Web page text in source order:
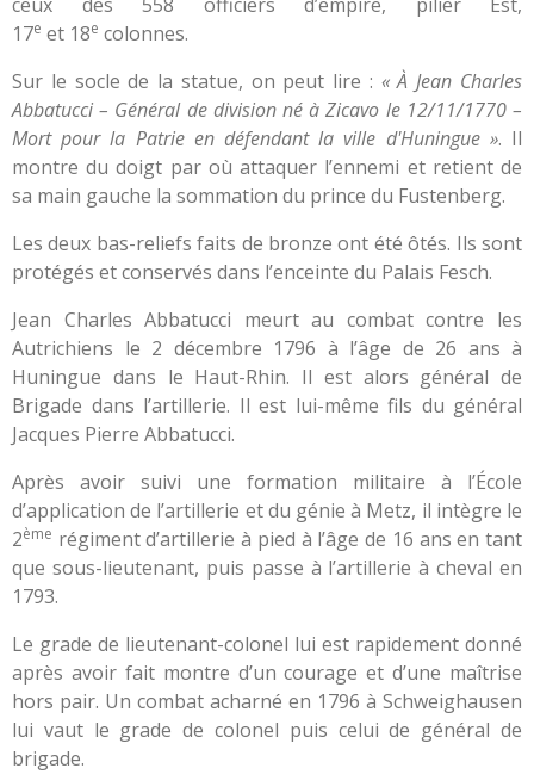
17e et 18e colonnes.
Sur le socle de la statue, on peut lire : « À Jean Charles
Abbatucci – Général de division né à Zicavo le 12/11/1770 –
Mort pour la Patrie en défendant la ville d'Huningue ». Il
montre du doigt par où attaquer l’ennemi et retient de
sa main gauche la sommation du prince du Fustenberg.
Les deux bas-reliefs faits de bronze ont été ôtés. Ils sont
protégés et conservés dans l’enceinte du Palais Fesch.
Jean Charles Abbatucci meurt au combat contre les
Autrichiens le 2 décembre 1796 à l’âge de 26 ans à
Huningue dans le Haut-Rhin. Il est alors général de
Brigade dans l’artillerie. Il est lui-même fils du général
Jacques Pierre Abbatucci.
Après avoir suivi une formation militaire à l’École
d’application de l’artillerie et du génie à Metz, il intègre le
2ème régiment d’artillerie à pied à l’âge de 16 ans en tant
que sous-lieutenant, puis passe à l’artillerie à cheval en
1793.
Le grade de lieutenant-colonel lui est rapidement donné
après avoir fait montre d’un courage et d’une maîtrise
hors pair. Un combat acharné en 1796 à Schweighausen
lui vaut le grade de colonel puis celui de général de
brigade.